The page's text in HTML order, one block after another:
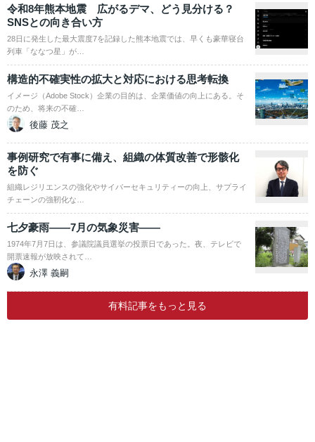
令和8年熊本地震 広がるデマ、どう見分ける？
SNSとの向き合い方
28日に発生した最大震度7を記録した熊本地震では、早くも豪華寝台
列車「ななつ星」が…
構造的不確実性の拡大と対応における思考転換
イメージ（Adobe Stock）企業の目的は、企業価値の向上にある。そ
のため、将来の不確…
後藤 茂之
事例研究で有事に備え、組織の体質改善で形骸化
を防ぐ
組織レジリエンスの強化やサイバーセキュリティーの向上、サプライ
チェーンの強靭化な…
七夕豪雨――7月の気象災害――
1974年7月7日は、参議院議員選挙の投票日であった。夜、テレビで
開票速報が放映されて…
永澤 義嗣
有料記事をもっと見る